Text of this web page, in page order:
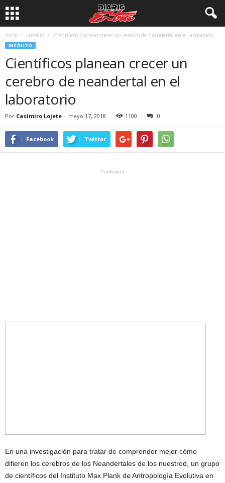
Inicio Insólito Científicos planean crecer un cerebro de neandertal en el laboratorio
INSÓLITO
Científicos planean crecer un
cerebro de neandertal en el
laboratorio
Por Casimiro Lojete - mayo 17, 2018 1100 0
Facebook Twitter
Publicidad
En una investigación para tratar de comprender mejor cómo
difieren los cerebros de los Neandertales de los nuestrod, un grupo
de científicos del Instituto Max Plank de Antropología Evolutiva en